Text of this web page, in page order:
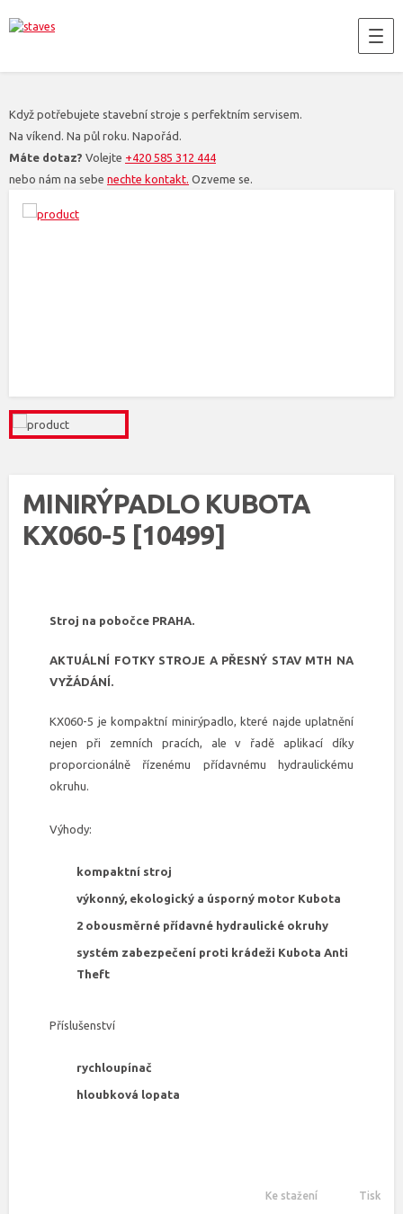
Když potřebujete stavební stroje s perfektním servisem.
Na víkend. Na půl roku. Napořád.
Máte dotaz? Volejte +420 585 312 444
nebo nám na sebe nechte kontakt. Ozveme se.
MINIRÝPADLO KUBOTA
KX060-5 [10499]
Stroj na pobočce PRAHA.
AKTUÁLNÍ FOTKY STROJE A PŘESNÝ STAV MTH NA
VYŽÁDÁNÍ.
KX060-5 je kompaktní minirýpadlo, které najde uplatnění
nejen při zemních pracích, ale v řadě aplikací díky
proporcionálně řízenému přídavnému hydraulickému
okruhu.
Výhody:
kompaktní stroj
výkonný, ekologický a úsporný motor Kubota
2 obousměrné přídavné hydraulické okruhy
systém zabezpečení proti krádeži Kubota Anti
Theft
Příslušenství
rychloupínač
hloubková lopata
Ke stažení Tisk